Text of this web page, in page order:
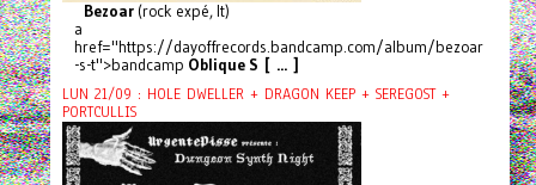
Bezoar(rock expé, It)
a
href="https://dayoffrecords.bandcamp.com/album/bezoar
-s-t">bandcamp Oblique S [ ... ]
LUN 21/09 : HOLE DWELLER + DRAGON KEEP + SEREGOST +
PORTCULLIS